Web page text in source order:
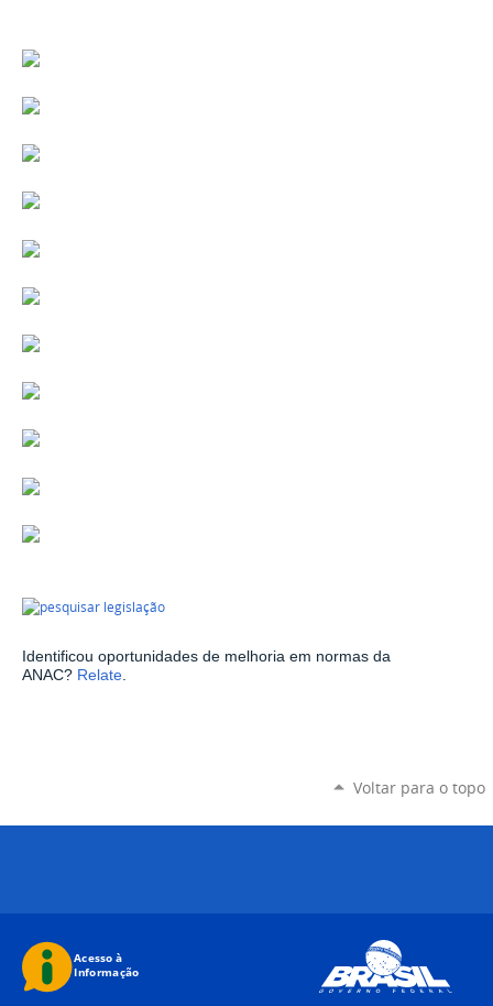
Identificou oportunidades de melhoria em normas da
ANAC? Relate
Voltar para o topo